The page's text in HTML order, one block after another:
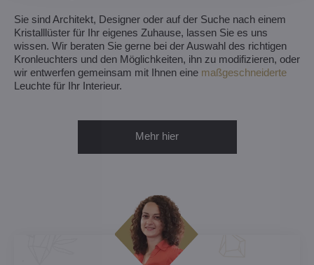
Sie sind Architekt, Designer oder auf der Suche nach einem
Kristalllüster für Ihr eigenes Zuhause, lassen Sie es uns
wissen. Wir beraten Sie gerne bei der Auswahl des richtigen
Kronleuchters und den Möglichkeiten, ihn zu modifizieren, oder
wir entwerfen gemeinsam mit Ihnen eine maßgeschneiderte
Leuchte für Ihr Interieur.
Mehr hier